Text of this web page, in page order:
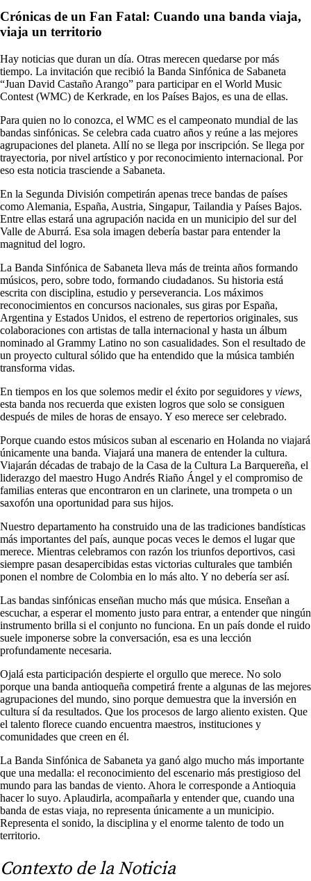
Crónicas de un Fan Fatal: Cuando una banda viaja,
viaja un territorio
Hay noticias que duran un día. Otras merecen quedarse por más
tiempo. La invitación que recibió la Banda Sinfónica de Sabaneta
“Juan David Castaño Arango” para participar en el World Music
Contest (WMC) de Kerkrade, en los Países Bajos, es una de ellas.
Para quien no lo conozca, el WMC es el campeonato mundial de las
bandas sinfónicas. Se celebra cada cuatro años y reúne a las mejores
agrupaciones del planeta. Allí no se llega por inscripción. Se llega por
trayectoria, por nivel artístico y por reconocimiento internacional. Por
eso esta noticia trasciende a Sabaneta.
En la Segunda División competirán apenas trece bandas de países
como Alemania, España, Austria, Singapur, Tailandia y Países Bajos.
Entre ellas estará una agrupación nacida en un municipio del sur del
Valle de Aburrá. Esa sola imagen debería bastar para entender la
magnitud del logro.
La Banda Sinfónica de Sabaneta lleva más de treinta años formando
músicos, pero, sobre todo, formando ciudadanos. Su historia está
escrita con disciplina, estudio y perseverancia. Los máximos
reconocimientos en concursos nacionales, sus giras por España,
Argentina y Estados Unidos, el estreno de repertorios originales, sus
colaboraciones con artistas de talla internacional y hasta un álbum
nominado al Grammy Latino no son casualidades. Son el resultado de
un proyecto cultural sólido que ha entendido que la música también
transforma vidas.
En tiempos en los que solemos medir el éxito por seguidores y views,
esta banda nos recuerda que existen logros que solo se consiguen
después de miles de horas de ensayo. Y eso merece ser celebrado.
Porque cuando estos músicos suban al escenario en Holanda no viajará
únicamente una banda. Viajará una manera de entender la cultura.
Viajarán décadas de trabajo de la Casa de la Cultura La Barquereña, el
liderazgo del maestro Hugo Andrés Riaño Ángel y el compromiso de
familias enteras que encontraron en un clarinete, una trompeta o un
saxofón una oportunidad para sus hijos.
Nuestro departamento ha construido una de las tradiciones bandísticas
más importantes del país, aunque pocas veces le demos el lugar que
merece. Mientras celebramos con razón los triunfos deportivos, casi
siempre pasan desapercibidas estas victorias culturales que también
ponen el nombre de Colombia en lo más alto. Y no debería ser así.
Las bandas sinfónicas enseñan mucho más que música. Enseñan a
escuchar, a esperar el momento justo para entrar, a entender que ningún
instrumento brilla si el conjunto no funciona. En un país donde el ruido
suele imponerse sobre la conversación, esa es una lección
profundamente necesaria.
Ojalá esta participación despierte el orgullo que merece. No solo
porque una banda antioqueña competirá frente a algunas de las mejores
agrupaciones del mundo, sino porque demuestra que la inversión en
cultura sí da resultados. Que los procesos de largo aliento existen. Que
el talento florece cuando encuentra maestros, instituciones y
comunidades que creen en él.
La Banda Sinfónica de Sabaneta ya ganó algo mucho más importante
que una medalla: el reconocimiento del escenario más prestigioso del
mundo para las bandas de viento. Ahora le corresponde a Antioquia
hacer lo suyo. Aplaudirla, acompañarla y entender que, cuando una
banda de estas viaja, no representa únicamente a un municipio.
Representa el sonido, la disciplina y el enorme talento de todo un
territorio.
Contexto de la Noticia